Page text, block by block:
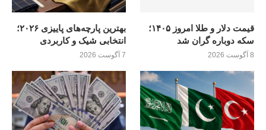
قیمت دلار و طلا امروز ۱۴۰۵؛
سکه دوباره گران شد
8 آگوست 2026
بهترین پارچه‌های پاییزی ۲۰۲۶؛
انتخابی شیک و کاربردی
7 آگوست 2026